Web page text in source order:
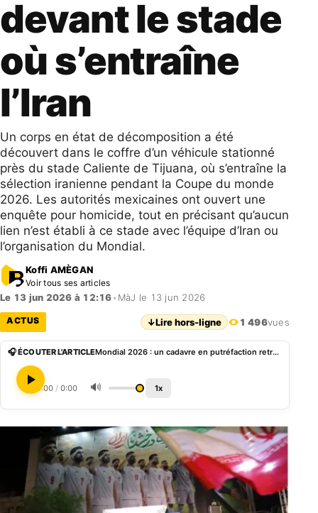
devant le stade
où s’entraîne
l’Iran
Un corps en état de décomposition a été
découvert dans le coffre d’un véhicule stationné
près du stade Caliente de Tijuana, où s’entraîne la
sélection iranienne pendant la Coupe du monde
2026. Les autorités mexicaines ont ouvert une
enquête pour homicide, tout en précisant qu’aucun
lien n’est établi à ce stade avec l’équipe d’Iran ou
l’organisation du Mondial.
Koffi AMÈGAN
Voir tous ses articles
Le 13 jun 2026 à 12:16• MàJ le 13 jun 2026
ACTUS ↓Lire hors-ligne 1 496vues
🎧 ÉCOUTER L'ARTICLE Mondial 2026 : un cadavre en putréfaction retrouvé devant le stade où s’entraîne l’Iran
0:00 / 0:00 🔊 1x